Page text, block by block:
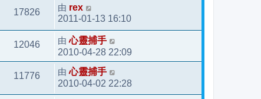
17826 由 rex
2011-01-13 16:10
12046 由心靈捕手
2010-04-28 22:09
11776 由心靈捕手
2010-04-02 22:28